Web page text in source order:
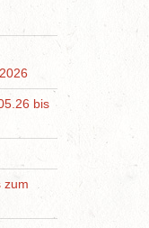
bis
zum